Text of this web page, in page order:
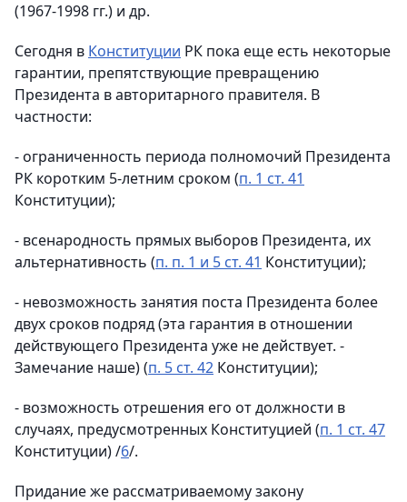
(1967-1998 гг.) и др.
Сегодня в Конституции РК пока еще есть некоторые
гарантии, препятствующие превращению
Президента в авторитарного правителя. В
частности:
- ограниченность периода полномочий Президента
РК коротким 5-летним сроком (п. 1 ст. 41
Конституции);
- всенародность прямых выборов Президента, их
альтернативность (п. п. 1 и 5 ст. 41 Конституции);
- невозможность занятия поста Президента более
двух сроков подряд (эта гарантия в отношении
действующего Президента уже не действует. -
Замечание наше) (п. 5 ст. 42 Конституции);
- возможность отрешения его от должности в
случаях, предусмотренных Конституцией (п. 1 ст. 47
Конституции) /6/.
Придание же рассматриваемому закону